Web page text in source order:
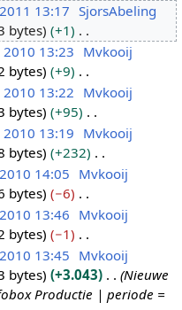
13:17 SjorsAbeling
bytes
+1
13:23
Mvkooij
bytes
+9
13:22
Mvkooij
bytes
+95
13:19
Mvkooij
bytes
+232
14:05 Mvkooij
bytes
−6
13:46 Mvkooij
bytes
−1
13:45 Mvkooij
bytes +3.043
Nieuwe
Productie | periode =